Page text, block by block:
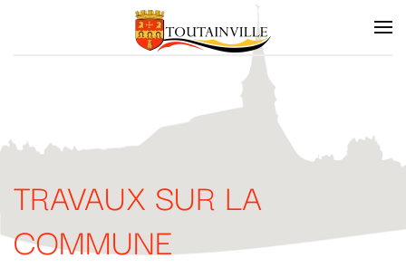
Skip to main content
TRAVAUX SUR LA
COMMUNE